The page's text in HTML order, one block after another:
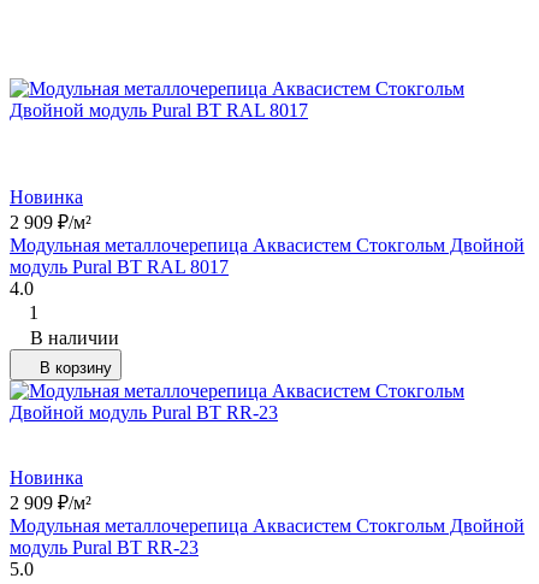
Новинка
2 909 ₽/м²
Модульная металлочерепица Аквасистем Стокгольм Двойной
модуль Pural BT RAL 8017
4.0
1
В наличии
В корзину
Новинка
2 909 ₽/м²
Модульная металлочерепица Аквасистем Стокгольм Двойной
модуль Pural BT RR-23
5.0